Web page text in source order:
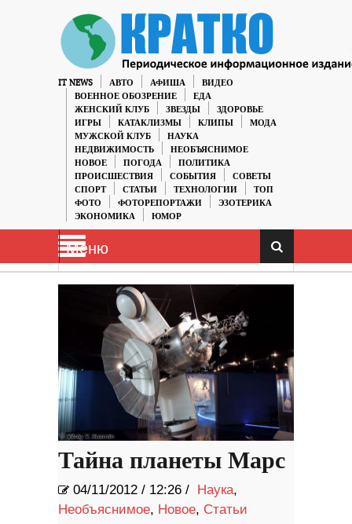
IT NEWS АВТО АФИША
ВИДЕО
ВОЕННОЕ ОБОЗРЕНИЕ
ЕДА
ЖЕНСКИЙ КЛУБ
ЗВЕЗДЫ
ЗДОРОВЬЕ
ИГРЫ
КАТАКЛИЗМЫ КЛИПЫ
МОДА
МУЖСКОЙ КЛУБ
НАУКА
НЕДВИЖИМОСТЬ
НЕОБЪЯСНИМОЕ
НОВОЕ
ПОГОДА
ПОЛИТИКА
ПРОИСШЕСТВИЯ
СОБЫТИЯ
СОВЕТЫ
СПОРТ
СТАТЬИ ТЕХНОЛОГИИ
ТОП
ФОТО
ФОТОРЕПОРТАЖИ
ЭЗОТЕРИКА
ЭКОНОМИКА
ЮМОР
Меню
Тайна планеты Марс
04/11/2012 / 12:26 / Наука,
Необъяснимое, Новое, Статьи